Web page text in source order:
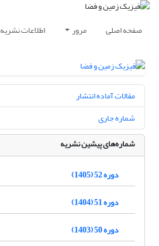
صفحه اصلی مرور اطلاعات نشریه
مقالات آماده انتشار
شماره جاری
شماره‌های پیشین نشریه
دوره 52 (1405)
دوره 51 (1404)
دوره 50 (1403)